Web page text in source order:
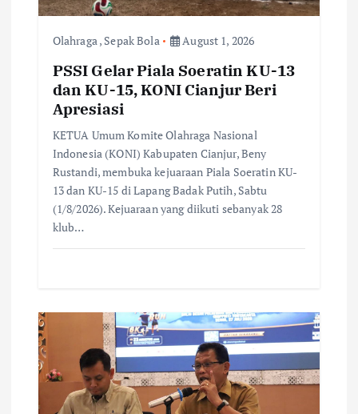
Olahraga, Sepak Bola August 1, 2026
PSSI Gelar Piala Soeratin KU-13
dan KU-15, KONI Cianjur Beri
Apresiasi
KETUA Umum Komite Olahraga Nasional
Indonesia (KONI) Kabupaten Cianjur, Beny
Rustandi, membuka kejuaraan Piala Soeratin KU-
13 dan KU-15 di Lapang Badak Putih, Sabtu
(1/8/2026). Kejuaraan yang diikuti sebanyak 28
klub…